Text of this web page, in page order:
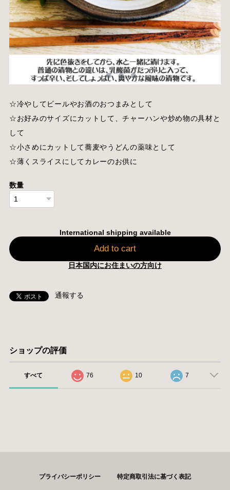
☆冷やしてビールやお酒のおつまみとして
☆お好みのサイズにカットして、チャーハンや炒め物の具材と
して
☆小さめにカットして蕎麦やうどんの薬味として
☆薄くスライスにしてカレーのお供に
数量
International shipping available
Add to cart
日本国内にお住まいの方向け
通報する
ショップの評価
すべて 76 10 7
プライバシーポリシー 特定商取引法に基づく表記